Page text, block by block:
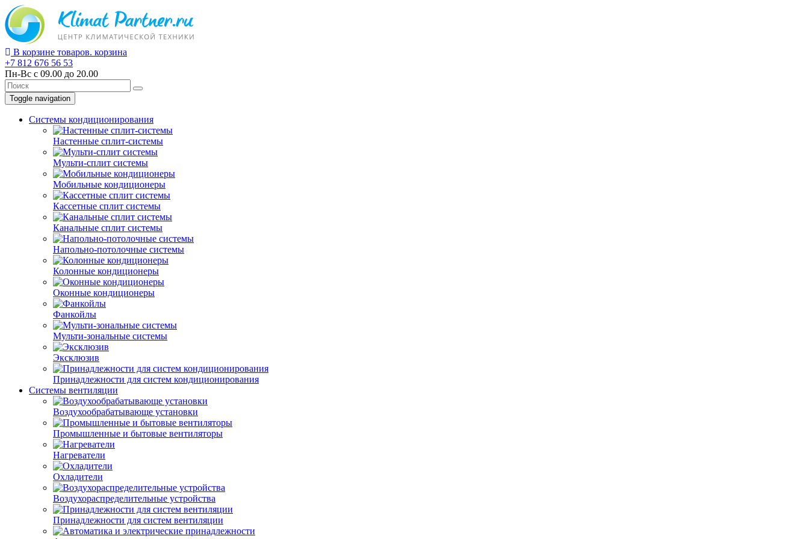
В корзине товаров. корзина
+7 812 676 56 53
Пн-Вс с 09.00 до 20.00
Toggle navigation
Системы кондиционирования
Настенные сплит-системы
Мульти-сплит системы
Мобильные кондиционеры
Кассетные сплит системы
Канальные сплит системы
Напольно-потолочные системы
Колонные кондиционеры
Оконные кондиционеры
Фанкойлы
Мульти-зональные системы
Эксклюзив
Принадлежности для систем кондиционирования
Системы вентиляции
Воздухообрабатывающе установки
Промышленные и бытовые вентиляторы
Нагреватели
Охладители
Воздухораспределительные устройства
Принадлежности для систем вентиляции